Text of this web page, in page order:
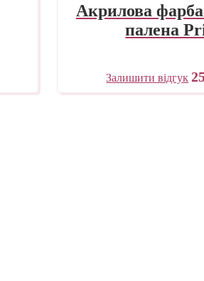
Акрилова фарба
палена
Залишити відгук